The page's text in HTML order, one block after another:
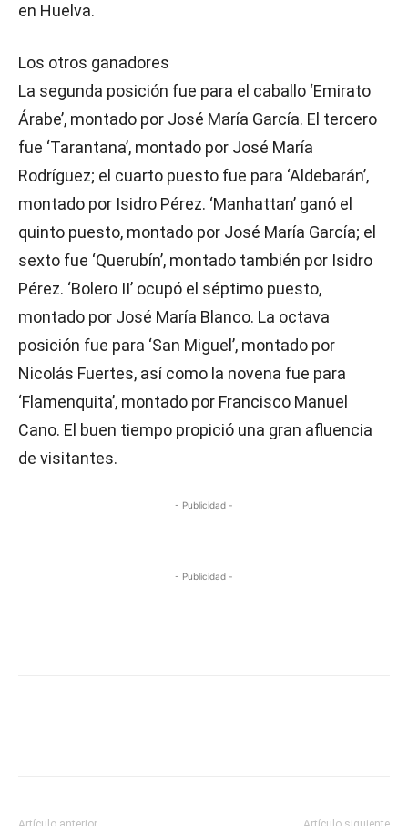
en Huelva.
Los otros ganadores
La segunda posición fue para el caballo ‘Emirato
Árabe’, montado por José María García. El tercero
fue ‘Tarantana’, montado por José María
Rodríguez; el cuarto puesto fue para ‘Aldebarán’,
montado por Isidro Pérez. ‘Manhattan’ ganó el
quinto puesto, montado por José María García; el
sexto fue ‘Querubín’, montado también por Isidro
Pérez. ‘Bolero II’ ocupó el séptimo puesto,
montado por José María Blanco. La octava
posición fue para ‘San Miguel’, montado por
Nicolás Fuertes, así como la novena fue para
‘Flamenquita’, montado por Francisco Manuel
Cano. El buen tiempo propició una gran afluencia
de visitantes.
- Publicidad -
- Publicidad -